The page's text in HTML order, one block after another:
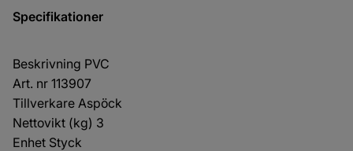
Specifikationer
Beskrivning PVC
Art. nr 113907
Tillverkare Aspöck
Nettovikt (kg) 3
Enhet Styck